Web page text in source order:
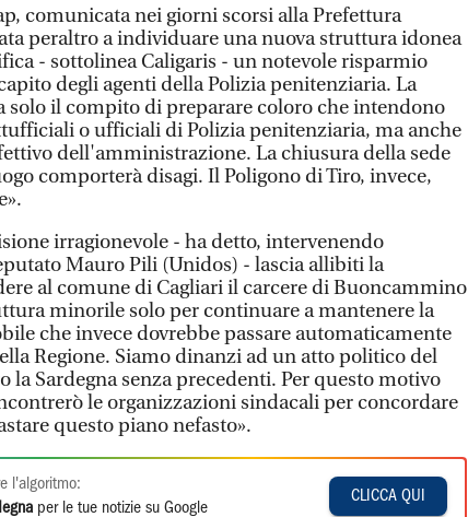
comunicata nei giorni scorsi alla Prefettura
peraltro a individuare una nuova struttura idonea
- sottolinea Caligaris - un notevole risparmio
degli agenti della Polizia penitenziaria. La
solo il compito di preparare coloro che intendono
o ufficiali di Polizia penitenziaria, ma anche
dell'amministrazione. La chiusura della sede
comporterà disagi. Il Poligono di Tiro, invece,
irragionevole - ha detto, intervenendo
Mauro Pili (Unidos) - lascia allibiti la
al comune di Cagliari il carcere di Buoncammino
minorile solo per continuare a mantenere la
che invece dovrebbe passare automaticamente
Regione. Siamo dinanzi ad un atto politico del
la Sardegna senza precedenti. Per questo motivo
le organizzazioni sindacali per concordare
questo piano nefasto».
l'algoritmo:
per le tue notizie su Google
CLICCA QUI